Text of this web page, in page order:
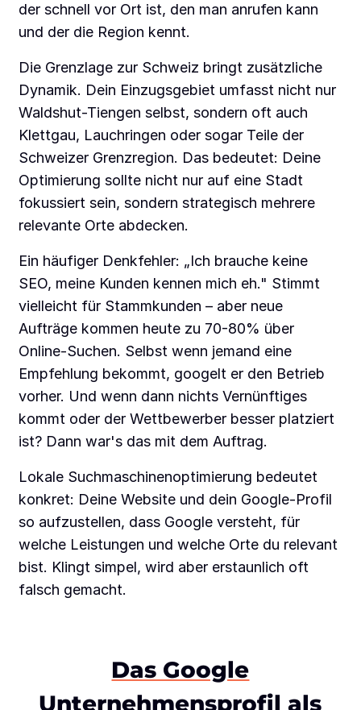
der schnell vor Ort ist, den man anrufen kann
und der die Region kennt.
Die Grenzlage zur Schweiz bringt zusätzliche
Dynamik. Dein Einzugsgebiet umfasst nicht nur
Waldshut-Tiengen selbst, sondern oft auch
Klettgau, Lauchringen oder sogar Teile der
Schweizer Grenzregion. Das bedeutet: Deine
Optimierung sollte nicht nur auf eine Stadt
fokussiert sein, sondern strategisch mehrere
relevante Orte abdecken.
Ein häufiger Denkfehler: „Ich brauche keine
SEO, meine Kunden kennen mich eh." Stimmt
vielleicht für Stammkunden – aber neue
Aufträge kommen heute zu 70-80% über
Online-Suchen. Selbst wenn jemand eine
Empfehlung bekommt, googelt er den Betrieb
vorher. Und wenn dann nichts Vernünftiges
kommt oder der Wettbewerber besser platziert
ist? Dann war's das mit dem Auftrag.
Lokale Suchmaschinenoptimierung bedeutet
konkret: Deine Website und dein Google-Profil
so aufzustellen, dass Google versteht, für
welche Leistungen und welche Orte du relevant
bist. Klingt simpel, wird aber erstaunlich oft
falsch gemacht.
Das Google
Unternehmensprofil als